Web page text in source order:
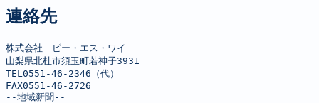
連絡先
株式会社　ピー・エス・ワイ
山梨県北杜市須玉町若神子3931
TEL0551-46-2346（代）
FAX0551-46-2726
--地域新聞--